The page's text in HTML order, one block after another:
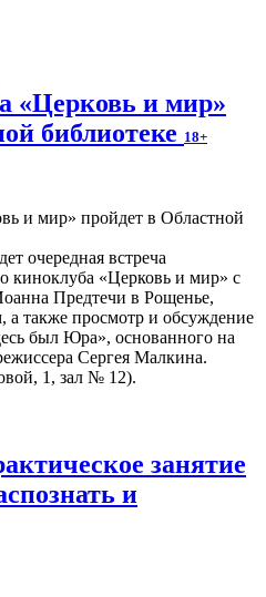
«Церковь и мир»
библиотеке 18+
очередная встреча
киноклуба «Церковь и мир» с
Предтечи в Рощенье,
также просмотр и обсуждение
был Юра», основанного на
Сергея Малкина.
1, зал № 12).
занятие
и